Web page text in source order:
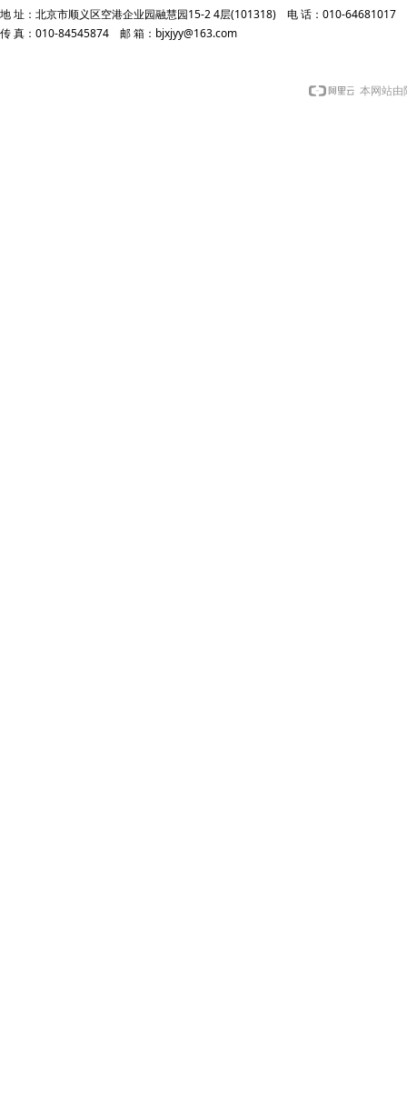
地 址：北京市顺义区空港企业园融慧园15-2 4层(101318) 电 话：010-64681017
传 真：010-84545874 邮 箱：bjxjyy@163.com
本网站由